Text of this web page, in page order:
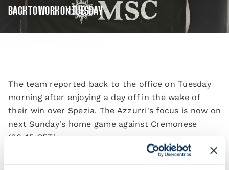
BACK TO WORK ON TUESDAY
The team reported back to the office on Tuesday
morning after enjoying a day off in the wake of
their win over Spezia. The Azzurri's focus is now on
next Sunday's home game against Cremonese
(20:45 CET).